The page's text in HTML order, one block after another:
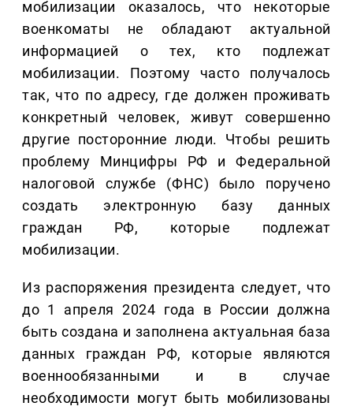
мобилизации оказалось, что некоторые
военкоматы не обладают актуальной
информацией о тех, кто подлежат
мобилизации. Поэтому часто получалось
так, что по адресу, где должен проживать
конкретный человек, живут совершенно
другие посторонние люди. Чтобы решить
проблему Минцифры РФ и Федеральной
налоговой службе (ФНС) было поручено
создать электронную базу данных
граждан РФ, которые подлежат
мобилизации.
Из распоряжения президента следует, что
до 1 апреля 2024 года в России должна
быть создана и заполнена актуальная база
данных граждан РФ, которые являются
военнообязанными и в случае
необходимости могут быть мобилизованы